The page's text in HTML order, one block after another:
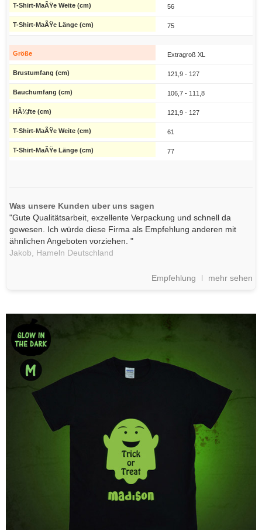
56
75
Extragroß XL
121,9 - 127
106,7 - 111,8
121,9 - 127
61
77
Was unsere Kunden uber uns sagen
"Gute Qualitätsarbeit, exzellente Verpackung und schnell da
gewesen. Ich würde diese Firma als Empfehlung anderen mit
ähnlichen Angeboten vorziehen. "
Jakob,
Hameln Deutschland
Empfehlung mehr sehen